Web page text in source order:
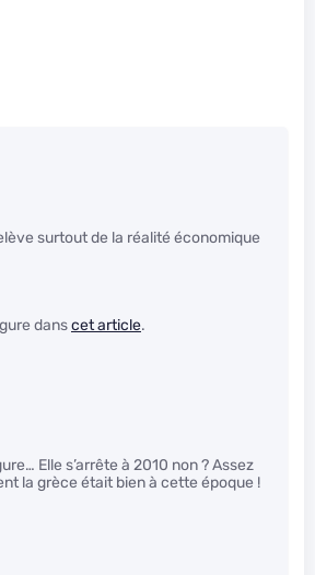
surtout de la réalité économique
danscet article.
Elle s’arrête à 2010 non ? Assez
la grèce était bien à cette époque !